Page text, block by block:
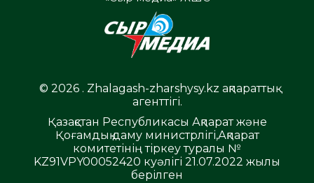
© 2026 . Zhalagash-zharshysy.kz ақпараттық
агенттігі.
Қазақстан Республикасы Ақпарат және
Қоғамдық даму министрлігі,Ақпарат
комитетінің тіркеу туралы №
KZ91VPY00052420 куәлігі 21.07.2022 жылы
берілген